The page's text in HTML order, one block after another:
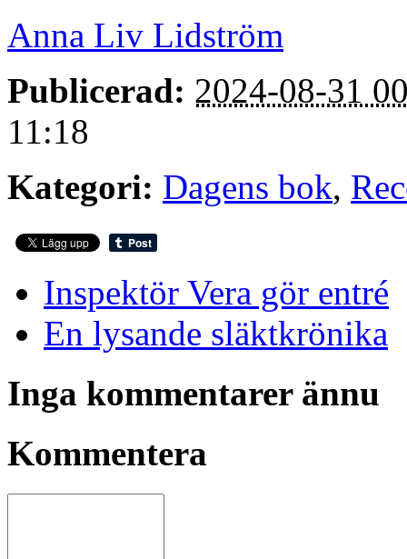
Anna Liv Lidström
Publicerad: 2024-08-31
11:18
Kategori: Dagens bok,
Inspektör Vera gör entré
En lysande släktkrönika
Inga kommentarer ännu
Kommentera